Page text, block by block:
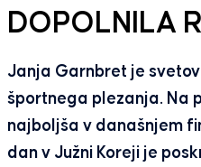
DOPOLNILA
Janja Garnbret je
športnega plezanja. Na
najboljša v današnjem
dan v Južni Koreji je